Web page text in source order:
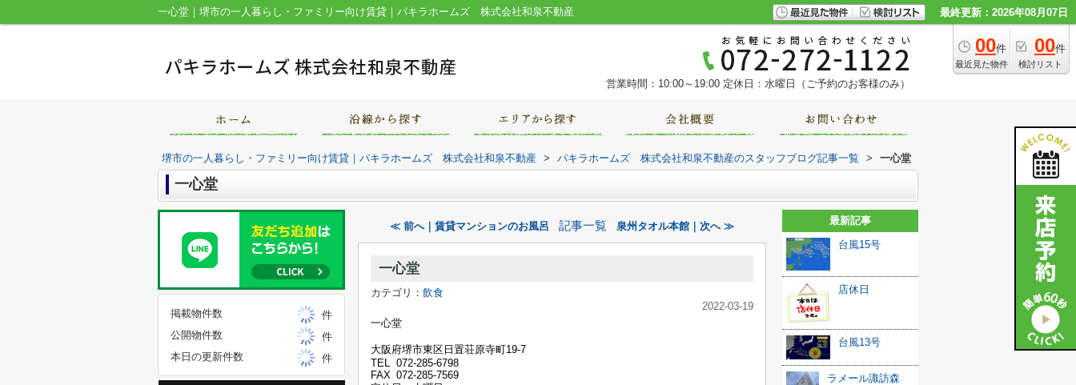
一心堂｜堺市の一人暮らし・ファミリー向け賃貸｜パキラホームズ 株式会社和泉不動産 最終更新：2026年08月07日
00件
最近見た物件
00件
検討リスト
営業時間：10:00～19:00 定休日：水曜日（ご予約のお客様のみ）
堺市の一人暮らし・ファミリー向け賃貸｜パキラホームズ 株式会社和泉不動産 > パキラホームズ 株式会社和泉不動産のスタッフブログ記事一覧 > 一心堂
一心堂
≪ 前へ｜賃貸マンションのお風呂 記事一覧 泉州タオル本館｜次へ ≫
一心堂
カテゴリ： 飲食
2022-03-19
一心堂
大阪府堺市東区日置荘原寺町19-7
TEL 072-285-6798
FAX 072-285-7569
最新記事
台風15号
店休日
台風13号
ラメール諏訪森
掲載物件数
件
公開物件数
件
本日の更新件数
件